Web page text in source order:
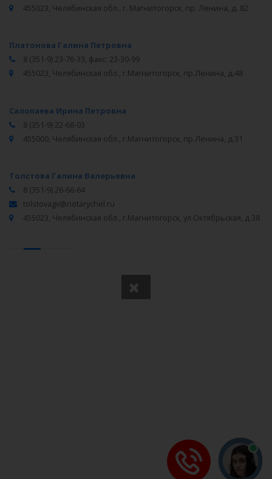
455023, Челябинская обл., г. Магнитогорск, пр. Ленина, д. 82
Платонова Галина Петровна
8 (351-9) 23-76-33, факс: 23-30-99
455023, Челябинская обл., г.Магнитогорск, пр.Ленина, д.48
Салопаева Ирина Петровна
8 (351-9) 22-68-03
455000, Челябинская обл., г.Магнитогорск, пр.Ленина, д.31
Толстова Галина Валерьевна
8 (351-9) 26-66-64
tolstovagv@notarychel.ru
455023, Челябинская обл., г.Магнитогорск, ул.Октябрьская, д.38